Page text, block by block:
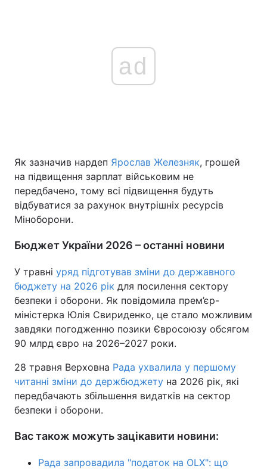
ad
Як зазначив нардеп Ярослав Железняк, грошей
на підвищення зарплат військовим не
передбачено, тому всі підвищення будуть
відбуватися за рахунок внутрішніх ресурсів
Міноборони.
Бюджет України 2026 – останні новини
У травні уряд підготував зміни до державного
бюджету на 2026 рік для посилення сектору
безпеки і оборони. Як повідомила прем’єр-
міністерка Юлія Свириденко, це стало можливим
завдяки погодженню позики Євросоюзу обсягом
90 млрд євро на 2026–2027 роки.
28 травня Верховна Рада ухвалила у першому
читанні зміни до держбюджету на 2026 рік, які
передбачають збільшення видатків на сектор
безпеки і оборони.
Вас також можуть зацікавити новини:
Рада запровадила "податок на OLX": що